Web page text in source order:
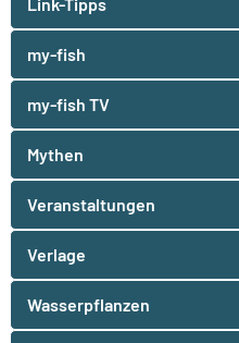
my-fish
my-fish TV
Mythen
Veranstaltungen
Verlage
Wasserpflanzen